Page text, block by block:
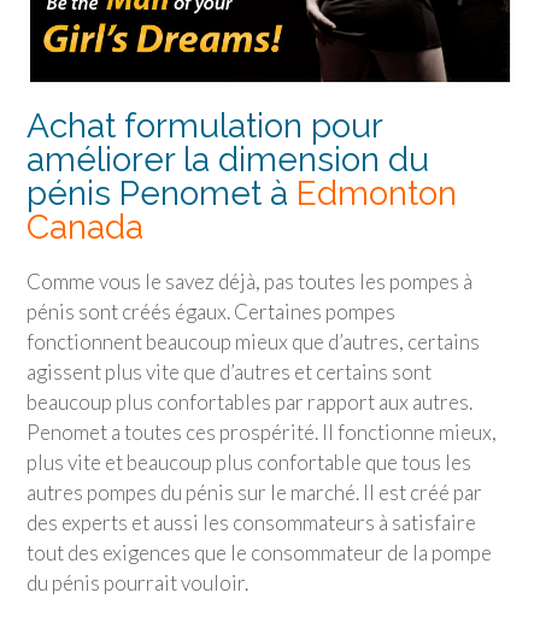
Achat formulation pour
améliorer la dimension du
pénis Penomet à Edmonton
Canada
Comme vous le savez déjà, pas toutes les pompes à
pénis sont créés égaux. Certaines pompes
fonctionnent beaucoup mieux que d’autres, certains
agissent plus vite que d’autres et certains sont
beaucoup plus confortables par rapport aux autres.
Penomet a toutes ces prospérité. Il fonctionne mieux,
plus vite et beaucoup plus confortable que tous les
autres pompes du pénis sur le marché. Il est créé par
des experts et aussi les consommateurs à satisfaire
tout des exigences que le consommateur de la pompe
du pénis pourrait vouloir.